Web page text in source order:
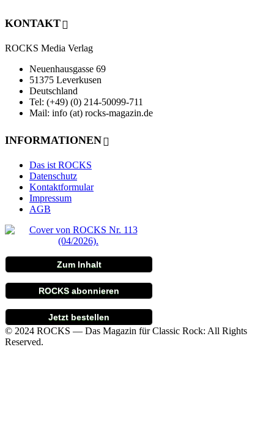
KONTAKT
ROCKS Media Verlag
Neuenhausgasse 69
51375 Leverkusen
Deutschland
Tel: (+49) (0) 214-50099-711
Mail: info (at) rocks-magazin.de
INFORMATIONEN
Das ist ROCKS
Datenschutz
Kontaktformular
Impressum
AGB
Zum Inhalt
ROCKS abonnieren
Jetzt bestellen
© 2024 ROCKS — Das Magazin für Classic Rock: All Rights
Reserved.